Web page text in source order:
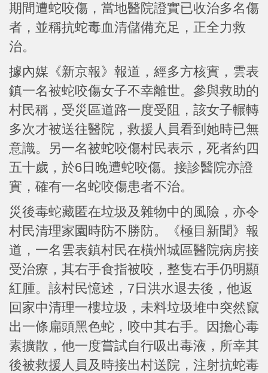
期間遭蛇咬傷，當地醫院證實已收治多名傷
者，並稱抗蛇毒血清儲備充足，正全力救
治。
據內媒《新京報》報道，經多方核實，雲表
鎮一名被蛇咬傷女子不幸離世。參與救助的
村民稱，受災區道路一度受阻，該女子輾轉
多次才被送往醫院，救援人員看到她時已無
意識。另一名被蛇咬傷村民表示，死者約四
五十歲，於6日晚遭蛇咬傷。接診醫院亦證
實，確有一名蛇咬傷患者不治。
災後毒蛇藏匿在垃圾及雜物中的風險，亦令
村民清理家園時防不勝防。《極目新聞》報
道，一名雲表鎮村民在橫州城區醫院病房接
受治療，其右手食指被咬，整隻右手仍明顯
紅腫。該村民憶述，7日洪水退去後，他返
回家中清理一樓垃圾，未料垃圾堆中突然竄
出一條扁頭黑色蛇，咬中其右手。因擔心毒
素擴散，他一度嘗試自行吸出毒液，所幸其
後被救援人員及時接出村送院，注射抗蛇毒